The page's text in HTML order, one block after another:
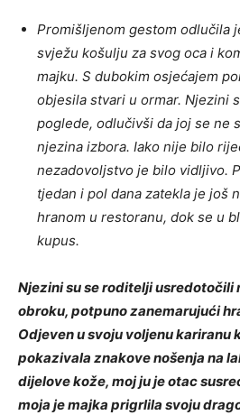
Promišljenom gestom odlučila
svježu košulju za svog oca i
majku. S dubokim osjećajem
objesila stvari u ormar. Njezini
poglede, odlučivši da joj se ne
njezina izbora. Iako nije bilo
nezadovoljstvo je bilo vidljivo.
tjedan i pol dana zatekla je još
hranom u restoranu, dok se u
kupus.
Njezini su se roditelji usredotočili
obroku, potpuno zanemarujući
Odjeven u svoju voljenu kariranu
pokazivala znakove nošenja na
dijelove kože, moj ju je otac
moja je majka prigrlila svoju